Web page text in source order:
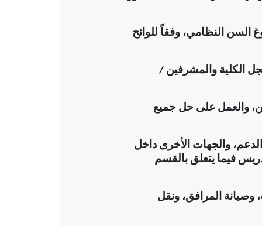
السن النظامي، وفقاً للوائح
الكلية والمشرفين /
والعمل على حل جميع
والجهات الأخرى داخل
فيما يتعلق بالقسم
وصيانة المرافق، ونقل